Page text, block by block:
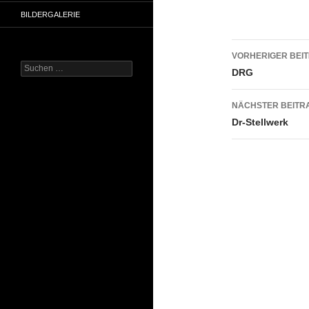
VORHERIGER
DRG
NÄCHSTER
Dr-Stellwerk
BILDERGALERIE
Suchen
nach: